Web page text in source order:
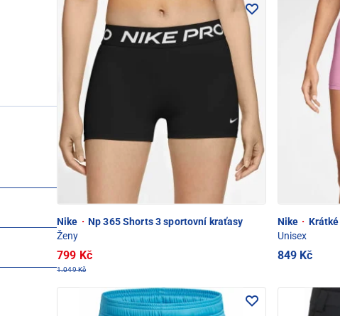
Nike · Np 365 Shorts 3 sportovní kraťasy
Ženy
799 Kč
1.049 Kč
Nike ·
Unisex
849 Kč